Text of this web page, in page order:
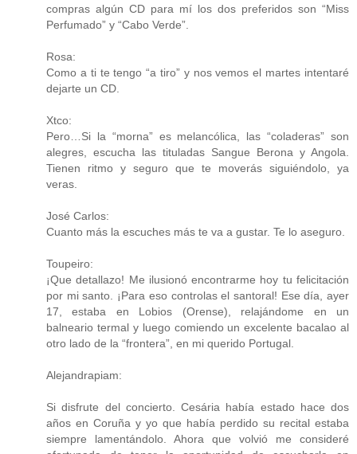
compras algún CD para mí los dos preferidos son “Miss
Perfumado” y “Cabo Verde”.
Rosa:
Como a ti te tengo “a tiro” y nos vemos el martes intentaré
dejarte un CD.
Xtco:
Pero…Si la “morna” es melancólica, las “coladeras” son
alegres, escucha las tituladas Sangue Berona y Angola.
Tienen ritmo y seguro que te moverás siguiéndolo, ya
veras.
José Carlos:
Cuanto más la escuches más te va a gustar. Te lo aseguro.
Toupeiro:
¡Que detallazo! Me ilusionó encontrarme hoy tu felicitación
por mi santo. ¡Para eso controlas el santoral! Ese día, ayer
17, estaba en Lobios (Orense), relajándome en un
balneario termal y luego comiendo un excelente bacalao al
otro lado de la “frontera”, en mi querido Portugal.
Alejandrapiam:
Si disfrute del concierto. Cesária había estado hace dos
años en Coruña y yo que había perdido su recital estaba
siempre lamentándolo. Ahora que volvió me consideré